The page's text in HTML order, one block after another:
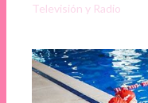
Televisión y Radio